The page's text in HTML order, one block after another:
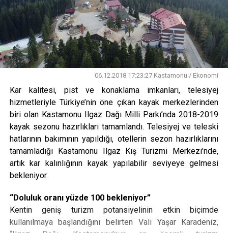
06.12.2018 17:23:27 Kastamonu / Ekonomi
Kar kalitesi, pist ve konaklama imkanları, telesiyej
hizmetleriyle Türkiye’nin öne çıkan kayak merkezlerinden
biri olan Kastamonu Ilgaz Dağı Milli Parkı’nda 2018-2019
kayak sezonu hazırlıkları tamamlandı. Telesiyej ve teleski
hatlarının bakımının yapıldığı, otellerin sezon hazırlıklarını
tamamladığı Kastamonu Ilgaz Kış Turizmi Merkezi’nde,
artık kar kalınlığının kayak yapılabilir seviyeye gelmesi
bekleniyor.
“Doluluk oranı yüzde 100 bekleniyor”
Kentin geniş turizm potansiyelinin etkin biçimde
kullanılmaya başlandığını belirten Vali Yaşar Karadeniz,